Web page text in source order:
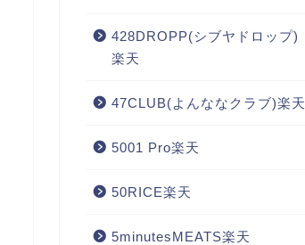
428DROPP(シブヤドロップ)
楽天
47CLUB(よんななクラブ)楽天
5001 Pro楽天
50RICE楽天
5minutesMEATS楽天